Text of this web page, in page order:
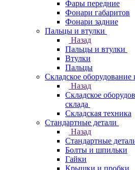
Фары передние
Фонари габаритов
Фонари задние
Пальцы и втулки
Назад
Пальцы и втулки
Втулки
Пальцы
Складское оборудование
Назад
Складское
склада
Складская техника
Стандартные детали
Назад
Стандартные
Болты и шпильки
Гайки
Крышки и пробки